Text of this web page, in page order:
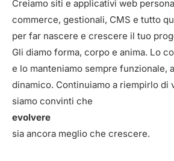
Creiamo siti e applicativi web
commerce, gestionali, CMS e tutto
per far nascere e crescere il tuo
Gli diamo forma, corpo e anima. Lo
e lo manteniamo sempre funzionale,
dinamico. Continuiamo a riempirlo di
siamo convinti che
evolvere
sia ancora meglio che crescere.